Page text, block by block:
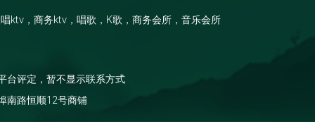
ktv，商务ktv，唱歌，K歌，商务会所，音乐会所
台评定，暂不显示联系方式
南路恒顺12号商铺